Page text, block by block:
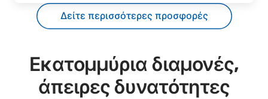
Δείτε περισσότερες προσφορές
Εκατομμύρια διαμονές,
άπειρες δυνατότητες